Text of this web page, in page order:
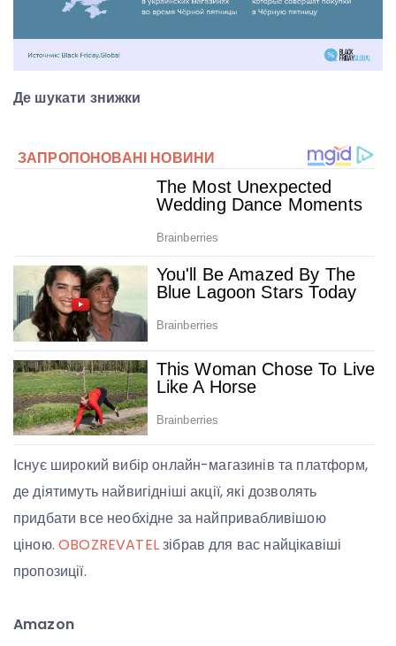
Де шукати знижки
Існує широкий вибір онлайн-магазинів та платформ,
де діятимуть найвигідніші акції, які дозволять
придбати все необхідне за найпривабливішою
ціною.OBOZREVATELзібрав для вас найцікавіші
пропозиції.
Amazon